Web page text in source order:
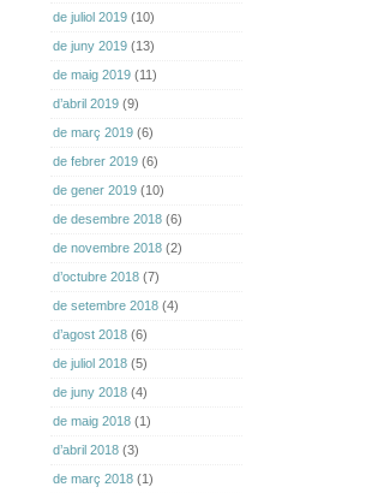
de juliol 2019 (10)
de juny 2019 (13)
de maig 2019 (11)
d’abril 2019 (9)
de març 2019 (6)
de febrer 2019 (6)
de gener 2019 (10)
de desembre 2018 (6)
de novembre 2018 (2)
d’octubre 2018 (7)
de setembre 2018 (4)
d’agost 2018 (6)
de juliol 2018 (5)
de juny 2018 (4)
de maig 2018 (1)
d’abril 2018 (3)
de març 2018 (1)